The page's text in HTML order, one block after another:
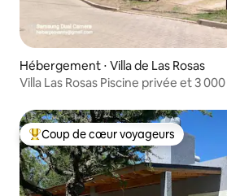
Hébergement ⋅ Villa de Las Rosas
Villa Las Rosas Piscine privée et 3
Coups de cœur voyageurs les plus
Coup de cœur voyageurs